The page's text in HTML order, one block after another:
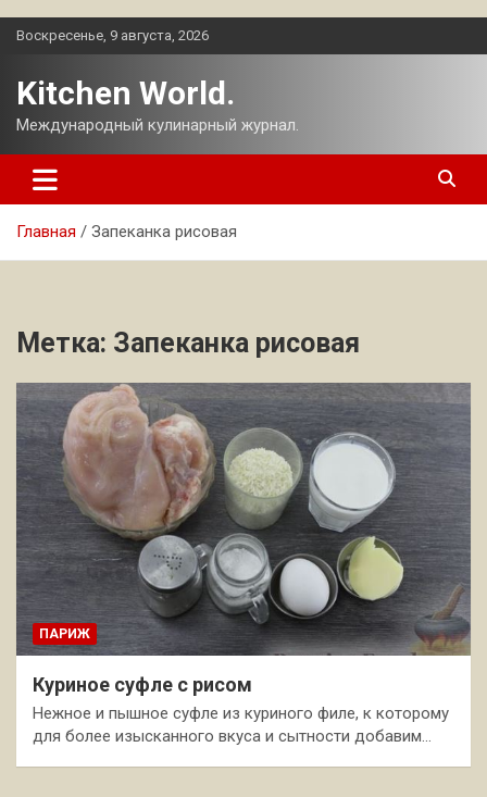
Перейти
Воскресенье, 9 августа, 2026
Kitchen World.
Международный кулинарный журнал.
Главная Запеканка рисовая
Метка: Запеканка рисовая
ПАРИЖ
Куриное суфле с рисом
Нежное и пышное суфле из куриного филе, к которому
для более изысканного вкуса и сытности добавим…